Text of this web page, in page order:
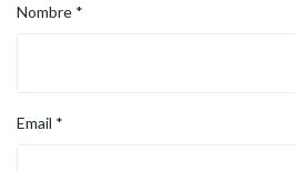
Nombre *
Email *